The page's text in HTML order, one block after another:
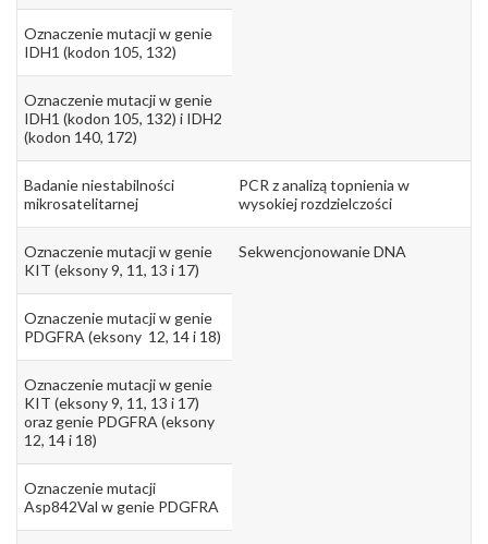
Oznaczenie mutacji w genie
IDH1 (kodon 105, 132)
Oznaczenie mutacji w genie
IDH1 (kodon 105, 132) i IDH2
(kodon 140, 172)
Badanie niestabilności
mikrosatelitarnej
PCR z analizą topnienia w
wysokiej rozdzielczości
Oznaczenie mutacji w genie
KIT (eksony 9, 11, 13 i 17)
Sekwencjonowanie DNA
Oznaczenie mutacji w genie
PDGFRA (eksony 12, 14 i 18)
Oznaczenie mutacji w genie
KIT (eksony 9, 11, 13 i 17)
oraz genie PDGFRA (eksony
12, 14 i 18)
Oznaczenie mutacji
Asp842Val w genie PDGFRA